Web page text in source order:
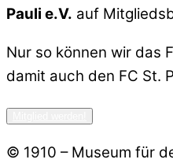
Pauli e.V. auf
Nur so können wir das
damit auch den FC St.
© 1910 – Museum für